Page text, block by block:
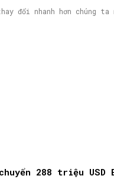
đổi nhanh hơn chúng ta nghĩ
288 triệu